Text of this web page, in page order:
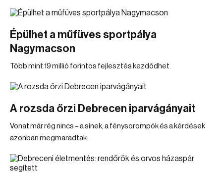
Épülhet a műfüves sportpálya
Nagymacson
Több mint 19 millió forintos fejlesztés kezdődhet.
A rozsda őrzi Debrecen iparvágányait
Vonat már rég nincs – a sínek, a fénysorompók és a kérdések
azonban megmaradtak.